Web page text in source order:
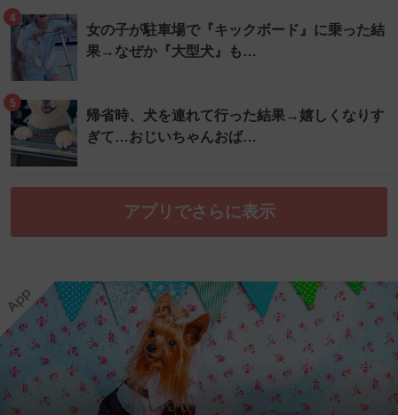
4
女の子が駐車場で『キックボード』に乗った結
果→なぜか『大型犬』も…
5
帰省時、犬を連れて行った結果→嬉しくなりす
ぎて…おじいちゃんおば…
アプリでさらに表示